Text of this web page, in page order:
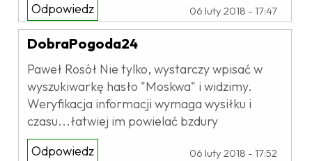
06 luty 2018 - 17:47
Odpowiedz
DobraPogoda24
Paweł Rosół Nie tylko, wystarczy wpisać w
wyszukiwarkę hasło "Moskwa" i widzimy.
Weryfikacja informacji wymaga wysiłku i
czasu...łatwiej im powielać bzdury
06 luty 2018 - 17:52
Odpowiedz